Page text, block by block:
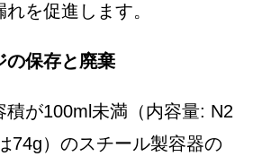
を促進します。
の保存と廃棄
が100ml未満（内容量: N2
74g）のスチール製容器の